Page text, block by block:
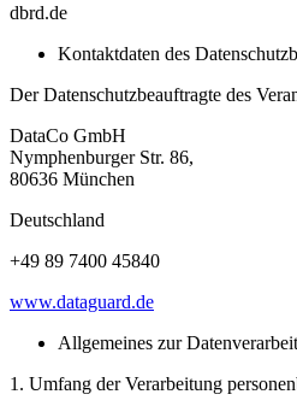
dbrd.de
Kontaktdaten des
Der Datenschutzbeauftragte des
DataCo GmbH
Nymphenburger Str. 86,
80636 München
Deutschland
+49 89 7400 45840
www.dataguard.de
Allgemeines zur
1. Umfang der Verarbeitung